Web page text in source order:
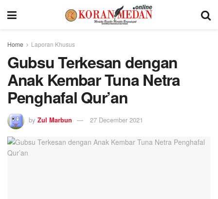
Home Laporan Khusus
Gubsu Terkesan dengan
Anak Kembar Tuna Netra
Penghafal Qur’an
by Zul Marbun 27 December 2021